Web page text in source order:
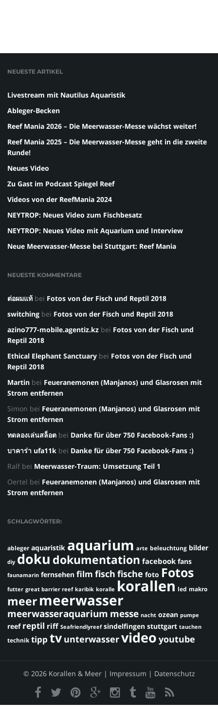
NEUESTE ARTIKEL
Livestream mit Nautilus Aquaristik
Ableger-Becken
Reef Mania 2026 – Die Meerwasser-Messe wächst weiter!
Reef Mania 2025 – Die Meerwasser-Messe geht in die zweite
Runde!
Neues Video
Zu Gast im Podcast Spiegel Reef
Videos von der ReefMania 2024
NEYTROP: Neues Video zum Fischbesatz
NEYTROP: Neues Video mit Aquarium und Interview
Neue Meerwasser-Messe bei Stuttgart: Reef Mania
NEUESTE KOMMENTARE
ต่อผมแท้ bei Fotos von der Fisch und Reptil 2018
switching bei Fotos von der Fisch und Reptil 2018
azino777-mobile.agentiz.kz bei Fotos von der Fisch und
Reptil 2018
Ethical Elephant Sanctuary bei Fotos von der Fisch und
Reptil 2018
Martin bei Feueranemonen (Manjanos) und Glasrosen mit
Strom entfernen
Simon bei Feueranemonen (Manjanos) und Glasrosen mit
Strom entfernen
ทดลองเล่นสล็อต bei Danke für über 750 Facebook-Fans :)
บาคาร่า ufa11k bei Danke für über 750 Facebook-Fans :)
Ralf bei Meerwasser-Traum: Umsetzung Teil 1
Oertel bei Feueranemonen (Manjanos) und Glasrosen mit
Strom entfernen
SCHLAGWÖRTER:
ableger aquaristik aquarium arte beleuchtung bilder
diy doku dokumentation facebook fans
faunamarin fernsehen film fisch fische foto Fotos
futter great barrier reef karibik koralle korallen led makro
meermeerwasser
meerwasseraquarium messe nacht ozean pumpe
reef reptil riff Seafriendlyreef sindelfingen stuttgart tauchen
technik tipp tv unterwasservideo youtube
© 2026 Korallen & Meer | Impressum | Datenschutz